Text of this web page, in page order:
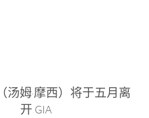
汤姆·摩西）将于五月离
开 GIA